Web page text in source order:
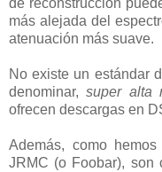
de reconstrucción
más alejada del
atenuación más suave.
No existe un estándar
denominar,super alta
ofrecen descargas en
Además, como
JRMC (o Foobar), son